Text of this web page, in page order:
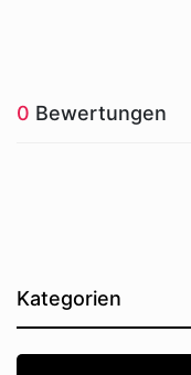
0 Bewertungen
Kategorien